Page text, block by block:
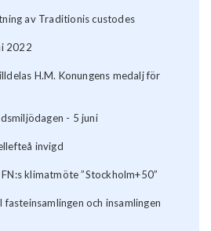
av Traditionis custodes
2022
H.M. Konungens medalj för
- 5 juni
invigd
klimatmöte ”Stockholm+50”
och insamlingen